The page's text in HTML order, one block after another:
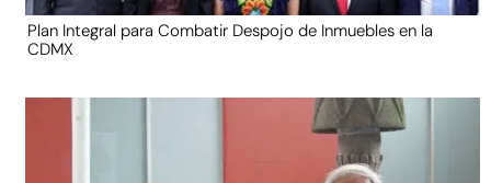
Plan Integral para Combatir Despojo de Inmuebles en la
CDMX